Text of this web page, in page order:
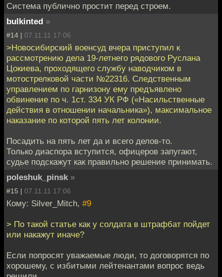
Система публично простит перед строем.
bulkinted »
#14 | 07.11.11 17:06
>Новосибирский военсуд вчера приступил к
рассмотрению дела 19-летнего рядового Руслана
Цокиева, проходящего службу наводчиком в
мотострелковой части №22316. Следственным
управлением по гарнизону ему предъявлено
обвинение по ч. 1ст. 334 УК РФ («Насильственные
действия в отношении начальника»), максимальное
наказание по которой пять лет колонии.
Посадить на пять лет да и всего делов-то.
Только диаспора вступится, офицеров запугают,
судье подскажут как правильно решение принимать.
poleshuk_pinsk »
#15 | 07.11.11 17:06
Кому: Silver_Mitch, #9
> По такой статье как у солдата в штрафбат пойдет
или накажут иначе?
Если попросят уважаемые люди, то договорятся по
хорошему, с избитыми лейтенантами вопрос ведь